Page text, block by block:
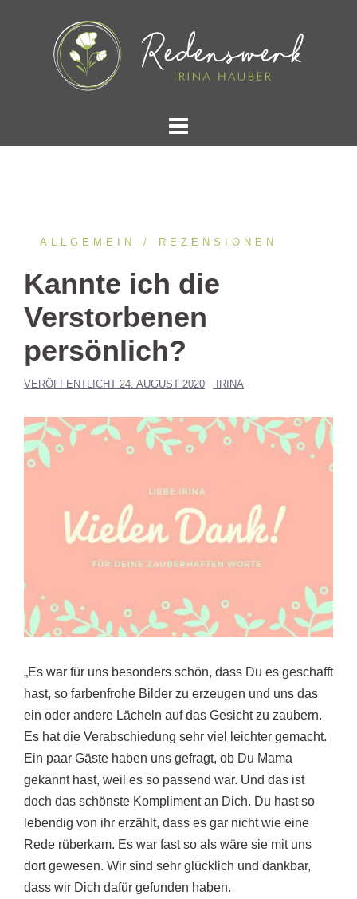
ALLGEMEIN REZENSIONEN
Kannte ich die
Verstorbenen
persönlich?
VERÖFFENTLICHT 24. AUGUST 2020 IRINA
„Es war für uns besonders schön, dass Du es geschafft
hast, so farbenfrohe Bilder zu erzeugen und uns das
ein oder andere Lächeln auf das Gesicht zu zaubern.
Es hat die Verabschiedung sehr viel leichter gemacht.
Ein paar Gäste haben uns gefragt, ob Du Mama
gekannt hast, weil es so passend war. Und das ist
doch das schönste Kompliment an Dich. Du hast so
lebendig von ihr erzählt, dass es gar nicht wie eine
Rede rüberkam. Es war fast so als wäre sie mit uns
dort gewesen. Wir sind sehr glücklich und dankbar,
dass wir Dich dafür gefunden haben.